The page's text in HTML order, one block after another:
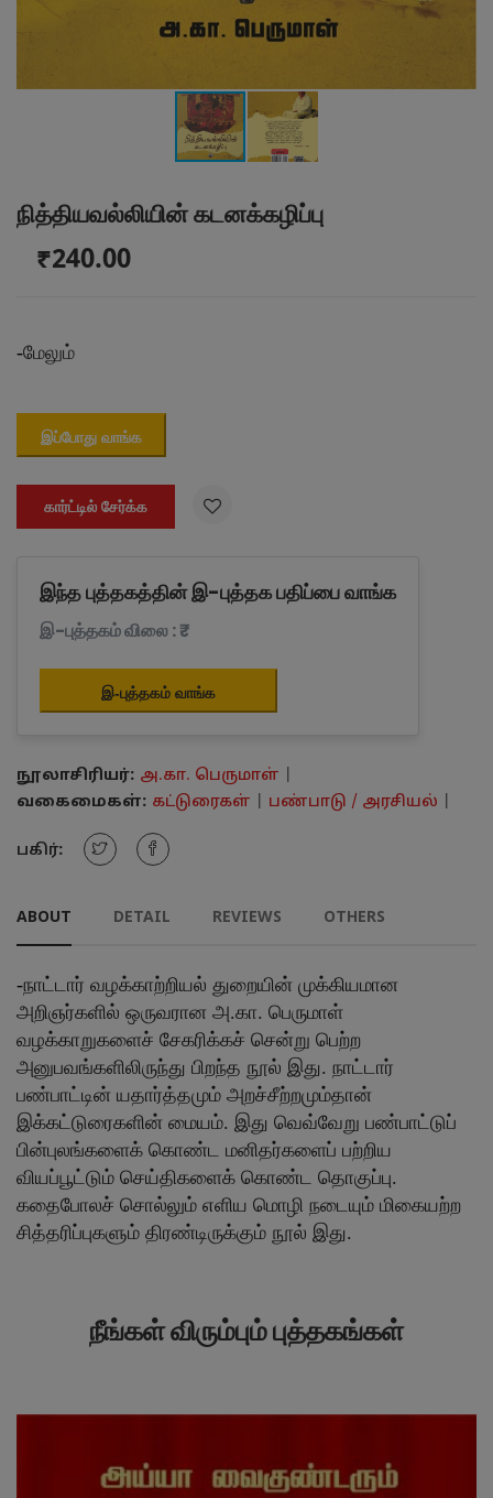
நித்தியவல்லியின் கடனக்கழிப்பு
₹240.00
-மேலும்
இப்போது வாங்க
கார்ட்டில் சேர்க்க 
இந்த புத்தகத்தின் இ-புத்தக பதிப்பை வாங்க
இ-புத்தகம் விலை : ₹
இ-புத்தகம் வாங்க
நூலாசிரியர்: அ.கா. பெருமாள்
வகைமைகள்: கட்டுரைகள் பண்பாடு / அரசியல்
பகிர்:
ABOUT DETAIL REVIEWS OTHERS
-நாட்டார் வழக்காற்றியல் துறையின் முக்கியமான
அறிஞர்களில் ஒருவரான அ.கா. பெருமாள்
வழக்காறுகளைச் சேகரிக்கச் சென்று பெற்ற
அனுபவங்களிலிருந்து பிறந்த நூல் இது. நாட்டார்
பண்பாட்டின் யதார்த்தமும் அறச்சீற்றமும்தான்
இக்கட்டுரைகளின் மையம். இது வெவ்வேறு பண்பாட்டுப்
பின்புலங்களைக் கொண்ட மனிதர்களைப் பற்றிய
வியப்பூட்டும் செய்திகளைக் கொண்ட தொகுப்பு.
கதைபோலச் சொல்லும் எளிய மொழி நடையும் மிகையற்ற
சித்தரிப்புகளும் திரண்டிருக்கும் நூல் இது.
நீங்கள் விரும்பும் புத்தகங்கள்